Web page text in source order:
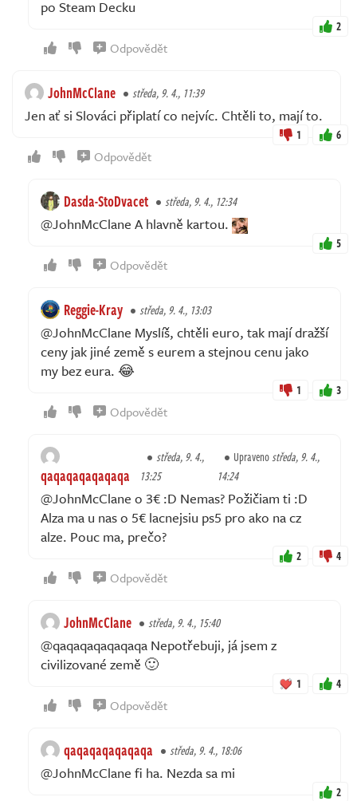
po Steam Decku
2
Odpovědět
JohnMcClane středa, 9. 4., 11:39
Jen ať si Slováci připlatí co nejvíc. Chtěli to, mají to.
1 6
Odpovědět
Dasda-StoDvacet středa, 9. 4., 12:34
@JohnMcClane A hlavně kartou.
5
Odpovědět
Reggie-Kray středa, 9. 4., 13:03
@JohnMcClane Myslíš, chtěli euro, tak mají dražší
ceny jak jiné země s eurem a stejnou cenu jako
my bez eura. 😂
1 3
Odpovědět
qaqaqaqaqaqaqa
středa, 9. 4.,
13:25
Upravenostředa, 9. 4.,
14:24
@JohnMcClane o 3€ :D Nemas? Požičiam ti :D
Alza ma u nas o 5€ lacnejsiu ps5 pro ako na cz
alze. Pouc ma, prečo?
2 4
Odpovědět
JohnMcClane středa, 9. 4., 15:40
@qaqaqaqaqaqaqa Nepotřebuji, já jsem z
civilizované země 🙂
1 4
Odpovědět
qaqaqaqaqaqaqa středa, 9. 4., 18:06
@JohnMcClane fi ha. Nezda sa mi
2